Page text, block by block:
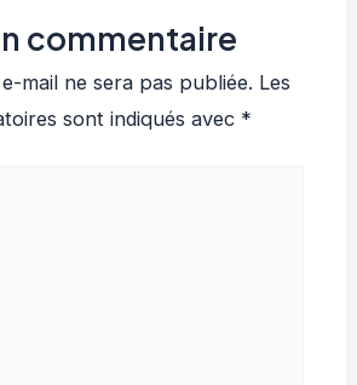
commentaire
mail ne sera pas publiée. Les
sont indiqués avec *